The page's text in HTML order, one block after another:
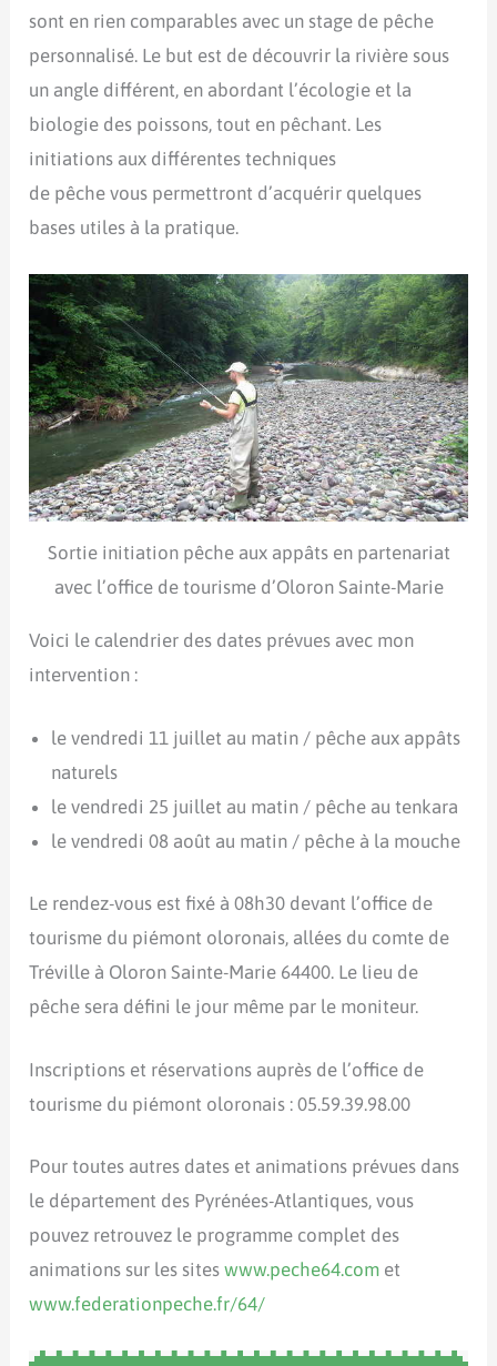
sont en rien comparables avec un stage de pêche
personnalisé. Le but est de découvrir la rivière sous
un angle différent, en abordant l’écologie et la
biologie des poissons, tout en pêchant. Les
initiations aux différentes techniques
de pêche vous permettront d’acquérir quelques
bases utiles à la pratique.
Sortie initiation pêche aux appâts en partenariat
avec l’office de tourisme d’Oloron Sainte-Marie
Voici le calendrier des dates prévues avec mon
intervention :
le vendredi 11 juillet au matin / pêche aux appâts
naturels
le vendredi 25 juillet au matin / pêche au tenkara
le vendredi 08 août au matin / pêche à la mouche
Le rendez-vous est fixé à 08h30 devant l’office de
tourisme du piémont oloronais, allées du comte de
Tréville à Oloron Sainte-Marie 64400. Le lieu de
pêche sera défini le jour même par le moniteur.
Inscriptions et réservations auprès de l’office de
tourisme du piémont oloronais : 05.59.39.98.00
Pour toutes autres dates et animations prévues dans
le département des Pyrénées-Atlantiques, vous
pouvez retrouvez le programme complet des
animations sur les siteswww.peche64.com et
www.federationpeche.fr/64/